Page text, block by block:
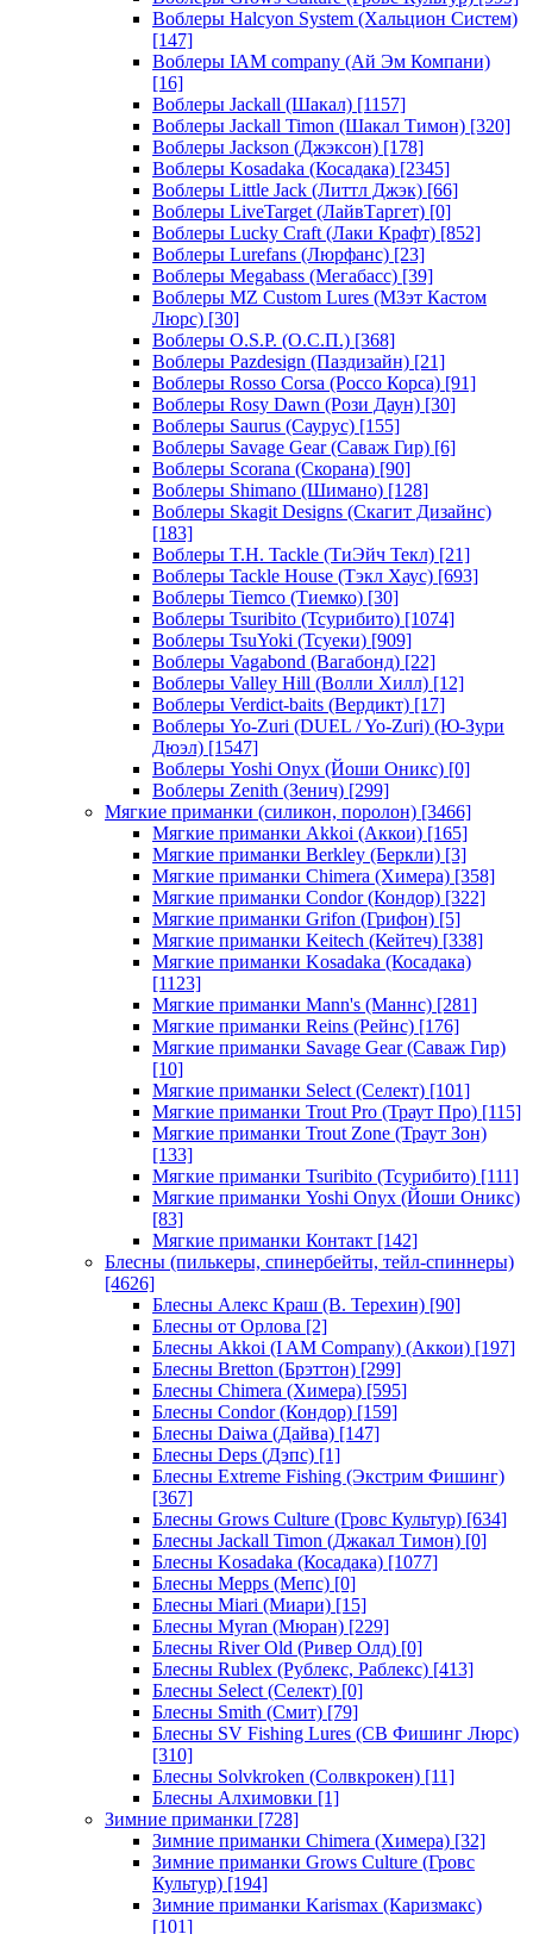
Воблеры Halcyon System (Хальцион Систем)
[147]
Воблеры IAM company (Ай Эм Компани)
[16]
Воблеры Jackall (Шакал) [1157]
Воблеры Jackall Timon (Шакал Тимон) [320]
Воблеры Jackson (Джэксон) [178]
Воблеры Kosadaka (Косадака) [2345]
Воблеры Little Jack (Литтл Джэк) [66]
Воблеры LiveTarget (ЛайвТаргет) [0]
Воблеры Lucky Craft (Лаки Крафт) [852]
Воблеры Lurefans (Люрфанс) [23]
Воблеры Megabass (Мегабасс) [39]
Воблеры MZ Custom Lures (МЗэт Кастом
Люрс) [30]
Воблеры O.S.P. (О.С.П.) [368]
Воблеры Pazdesign (Паздизайн) [21]
Воблеры Rosso Corsa (Россо Корса) [91]
Воблеры Rosy Dawn (Рози Даун) [30]
Воблеры Saurus (Саурус) [155]
Воблеры Savage Gear (Саваж Гир) [6]
Воблеры Scorana (Скорана) [90]
Воблеры Shimano (Шимано) [128]
Воблеры Skagit Designs (Скагит Дизайнс)
[183]
Воблеры T.H. Tackle (ТиЭйч Текл) [21]
Воблеры Tackle House (Тэкл Хаус) [693]
Воблеры Tiemco (Тиемко) [30]
Воблеры Tsuribito (Тсурибито) [1074]
Воблеры TsuYoki (Тсуеки) [909]
Воблеры Vagabond (Вагабонд) [22]
Воблеры Valley Hill (Волли Хилл) [12]
Воблеры Verdict-baits (Вердикт) [17]
Воблеры Yo-Zuri (DUEL / Yo-Zuri) (Ю-Зури
Дюэл) [1547]
Воблеры Yoshi Onyx (Йоши Оникс) [0]
Воблеры Zenith (Зенич) [299]
Мягкие приманки (силикон, поролон) [3466]
Мягкие приманки Akkoi (Аккои) [165]
Мягкие приманки Berkley (Беркли) [3]
Мягкие приманки Chimera (Химера) [358]
Мягкие приманки Condor (Кондор) [322]
Мягкие приманки Grifon (Грифон) [5]
Мягкие приманки Keitech (Кейтеч) [338]
Мягкие приманки Kosadaka (Косадака)
[1123]
Мягкие приманки Mann's (Маннс) [281]
Мягкие приманки Reins (Рейнс) [176]
Мягкие приманки Savage Gear (Саваж Гир)
[10]
Мягкие приманки Select (Селект) [101]
Мягкие приманки Trout Pro (Траут Про) [115]
Мягкие приманки Trout Zone (Траут Зон)
[133]
Мягкие приманки Tsuribito (Тсурибито) [111]
Мягкие приманки Yoshi Onyx (Йоши Оникс)
[83]
Мягкие приманки Контакт [142]
Блесны (пилькеры, спинербейты, тейл-спиннеры)
[4626]
Блесны Алекс Краш (В. Терехин) [90]
Блесны от Орлова [2]
Блесны Akkoi (I AM Company) (Аккои) [197]
Блесны Bretton (Брэттон) [299]
Блесны Chimera (Химера) [595]
Блесны Condor (Кондор) [159]
Блесны Daiwa (Дайва) [147]
Блесны Deps (Дэпс) [1]
Блесны Extreme Fishing (Экстрим Фишинг)
[367]
Блесны Grows Culture (Гровс Культур) [634]
Блесны Jackall Timon (Джакал Тимон) [0]
Блесны Kosadaka (Косадака) [1077]
Блесны Mepps (Мепс) [0]
Блесны Miari (Миари) [15]
Блесны Myran (Мюран) [229]
Блесны River Old (Ривер Олд) [0]
Блесны Rublex (Рублекс, Раблекс) [413]
Блесны Select (Селект) [0]
Блесны Smith (Смит) [79]
Блесны SV Fishing Lures (СВ Фишинг Люрс)
[310]
Блесны Solvkroken (Солвкрокен) [11]
Блесны Алхимовки [1]
Зимние приманки [728]
Зимние приманки Chimera (Химера) [32]
Зимние приманки Grows Culture (Гровс
Культур) [194]
Зимние приманки Karismax (Каризмакс)
[101]